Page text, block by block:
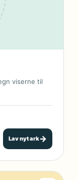
viserne til
Lav nyt ark→